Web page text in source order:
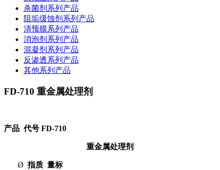
杀菌剂系列产品
阻垢缓蚀剂系列产品
清预膜系列产品
消泡剂系列产品
混凝剂系列产品
反渗透系列产品
其他系列产品
FD-710 重金属处理剂
产品 代号 FD-710
重金属处理剂
Ø指质 量标